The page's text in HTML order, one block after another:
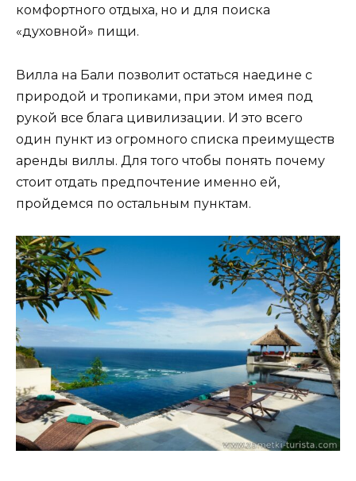
комфортного отдыха, но и для поиска
«духовной» пищи.
Вилла на Бали позволит остаться наедине с
природой и тропиками, при этом имея под
рукой все блага цивилизации. И это всего
один пункт из огромного списка преимуществ
аренды виллы. Для того чтобы понять почему
стоит отдать предпочтение именно ей,
пройдемся по остальным пунктам.